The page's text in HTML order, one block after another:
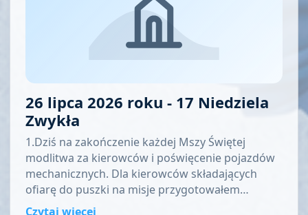
26 lipca 2026 roku - 17 Niedziela
Zwykła
1.Dziś na zakończenie każdej Mszy Świętej
modlitwa za kierowców i poświęcenie pojazdów
mechanicznych. Dla kierowców składających
ofiarę do puszki na misje przygotowałem…
Czytaj więcej